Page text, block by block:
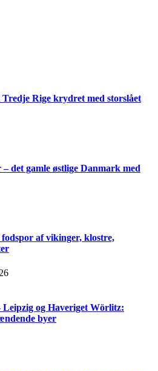
Rige krydret med storslået
det gamle østlige Danmark med
af vikinger, klostre,
Leipzig og Haveriget Wörlitz:
byer